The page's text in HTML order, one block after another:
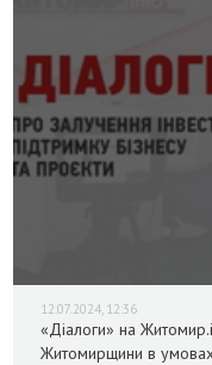
12.07.2024, 12:36
«Діалоги» на
Житомирщини в